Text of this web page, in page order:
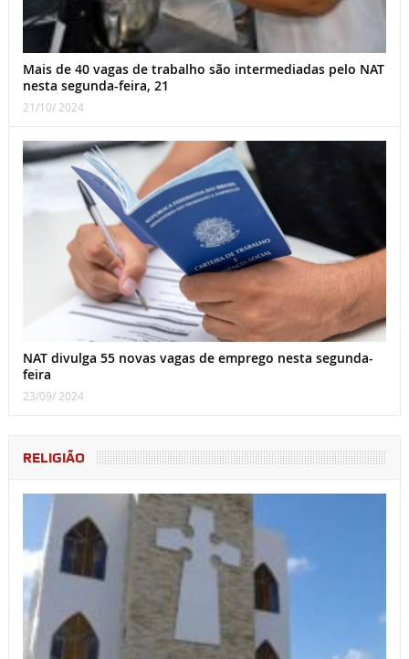
Mais de 40 vagas de trabalho são intermediadas pelo NAT
nesta segunda-feira, 21
21/10/ 2024
NAT divulga 55 novas vagas de emprego nesta segunda-
feira
23/09/ 2024
RELIGIÃO